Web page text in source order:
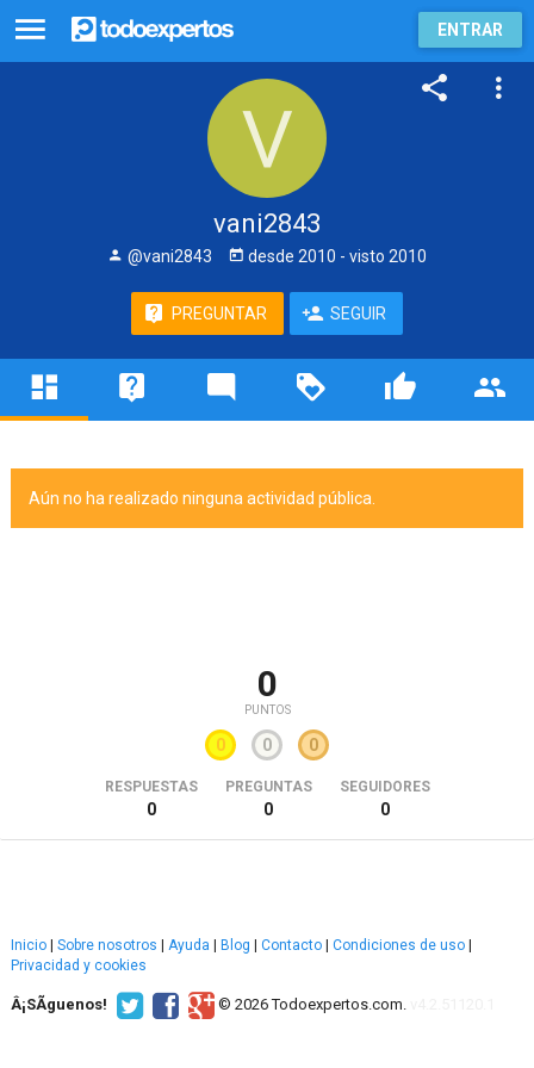
ENTRAR
vani2843
@vani2843 desde 2010 - visto 2010
PREGUNTAR SEGUIR
Aún no ha realizado ninguna actividad pública.
0
PUNTOS
0 0 0
RESPUESTAS
0
PREGUNTAS
0
SEGUIDORES
0
Inicio Sobre nosotros Ayuda Blog Contacto Condiciones de uso
Privacidad y cookies
Â¡SÃ­guenos! © 2026 Todoexpertos.com.